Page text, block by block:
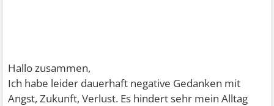
Hallo zusammen,
Ich habe leider dauerhaft negative Gedanken mit
Angst, Zukunft, Verlust. Es hindert sehr mein Alltag